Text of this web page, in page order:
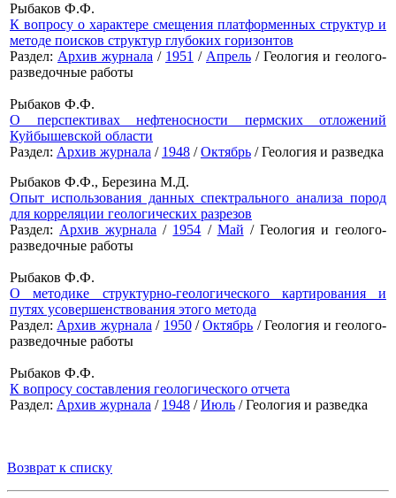
Рыбаков Ф.Ф.
К вопросу о характере смещения платформенных структур и
методе поисков структур глубоких горизонтов
Раздел: Архив журнала / 1951 / Апрель / Геология и геолого-
разведочные работы
Рыбаков Ф.Ф.
О перспективах нефтеносности пермских отложений
Куйбышевской области
Раздел: Архив журнала / 1948 /Октябрь / Геология и разведка
Рыбаков Ф.Ф., Березина М.Д.
Опыт использования данных спектрального анализа пород
для корреляции геологических разрезов
Раздел: Архив журнала / 1954 / Май / Геология и геолого-
разведочные работы
Рыбаков Ф.Ф.
О методике структурно-геологического картирования и
путях усовершенствования этого метода
Раздел: Архив журнала / 1950/Октябрь / Геология и геолого-
разведочные работы
Рыбаков Ф.Ф.
К вопросу составления геологического отчета
Раздел: Архив журнала / 1948 /Июль / Геология и разведка
Возврат к списку